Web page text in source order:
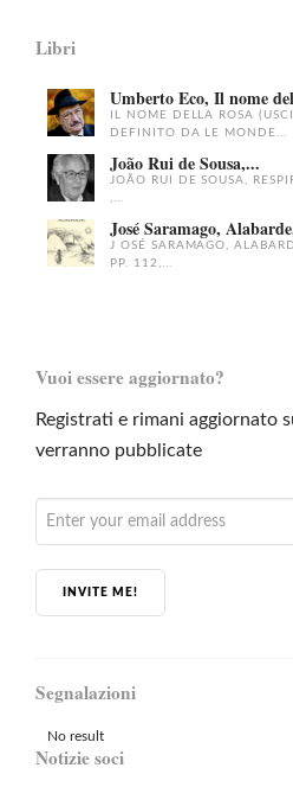
Libri
Umberto Eco, Il nome
IL NOME DELLA ROSA
DEFINITO DA LE MONDE...
João Rui de Sousa,...
JOÃO RUI DE SOUSA,
,...
José Saramago,
J OSÉ SARAMAGO,
PP. 112,...
Vuoi essere aggiornato?
Registrati e rimani aggiornato
verranno pubblicate
INVITE ME!
Segnalazioni
No result
Notizie soci